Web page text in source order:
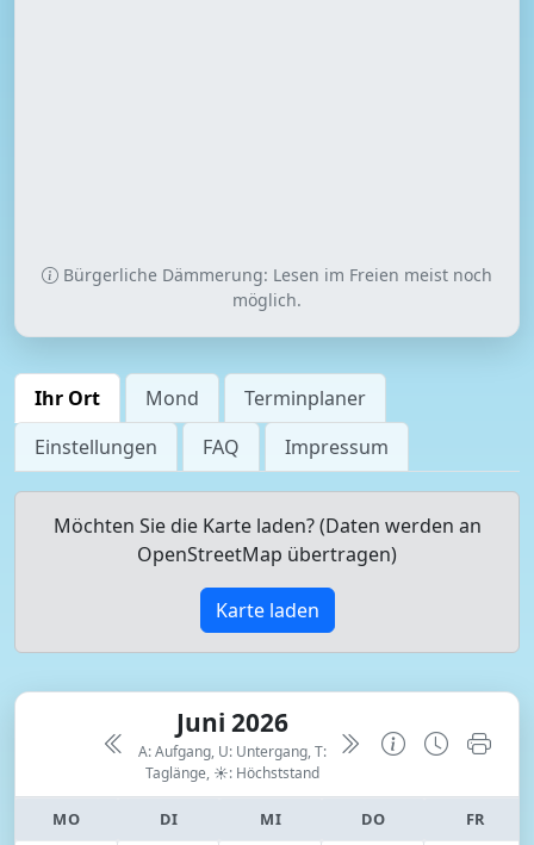
Bürgerliche Dämmerung: Lesen im Freien meist noch
möglich.
Ihr Ort Mond
Terminplaner
Einstellungen
FAQ Impressum
Möchten Sie die Karte laden? (Daten werden an
OpenStreetMap übertragen)
Karte laden
Juni 2026
A: Aufgang, U: Untergang, T:
Taglänge, ☀: Höchststand
MO DI MI DO FR